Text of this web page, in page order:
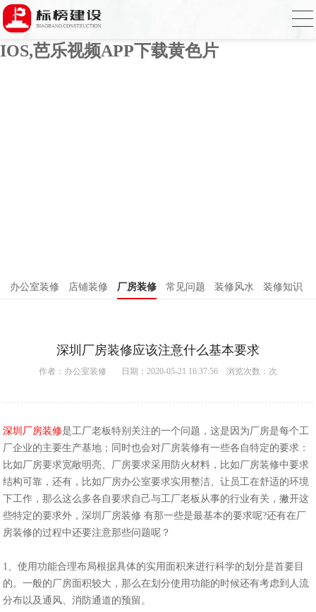
芭乐APP官方网站下载进入,芭乐APP下载
网址进入18免费破解,芭乐视频APP下载
IOS,芭乐视频APP下载黄色片
办公室装修 店铺装修 厂房装修 常见问题 装修风水 装修知识
深圳厂房装修应该注意什么基本要求
作者： 办公室装修 日期：2020-05-21 16:37:56 浏览次数： 次
深圳厂房装修是工厂老板特别关注的一个问题，这是因为厂房是每个工
厂企业的主要生产基地；同时也会对厂房装修有一些各自特定的要求：
比如厂房要求宽敞明亮、厂房要求采用防火材料，比如厂房装修中要求
结构可靠，还有，比如厂房办公室要求实用整洁、让员工在舒适的环境
下工作，那么这么多各自要求自己与工厂老板从事的行业有关，撇开这
些特定的要求外，深圳厂房装修 有那一些是最基本的要求呢?还有在厂
房装修的过程中还要注意那些问题呢？
1、使用功能合理布局根据具体的实用面积来进行科学的划分是首要目
的。一般的厂房面积较大，那么在划分使用功能的时候还有考虑到人流
分布以及通风、消防通道的预留。